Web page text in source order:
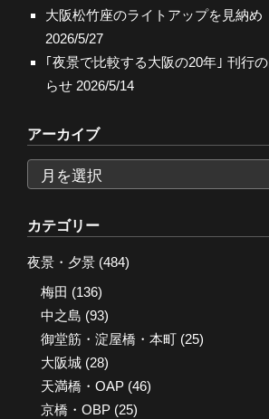
大阪松竹座のライトアップを見納め
2026/5/27
｢夜景で比較する大阪の20年｣ 刊行
らせ 2026/5/14
アーカイブ
ー
カ
イ
ブ
カテゴリー
夜景・夕景 (484)
梅田 (136)
中之島 (93)
御堂筋・淀屋橋・本町 (25)
大阪城 (28)
天満橋・OAP (46)
京橋・OBP (25)